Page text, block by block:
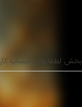
لطفا وارد حساب